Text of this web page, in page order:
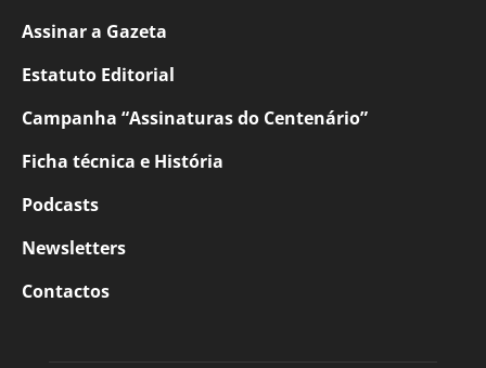
Assinar a Gazeta
Estatuto Editorial
Campanha “Assinaturas do Centenário”
Ficha técnica e História
Podcasts
Newsletters
Contactos